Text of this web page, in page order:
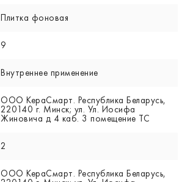
Плитка фоновая
9
Внутреннее применение
ООО КераСмарт. Республика Беларусь,
220140 г. Минск; ул. Ул. Иосифа
Жиновича д 4 каб. 3 помещение ТС
2
ООО КераСмарт. Республика Беларусь,